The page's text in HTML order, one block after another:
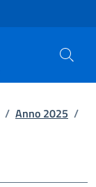
/ Anno 2025 /